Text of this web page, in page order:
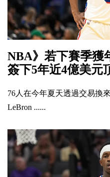
NBA》若下賽季
簽下5年近4億美元
76人在今年夏天透過交易換
LeBron ......